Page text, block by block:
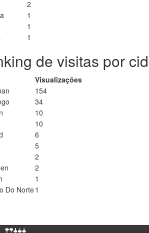
2
1
1
1
de visitas por
Visualizações
154
34
10
10
6
5
2
2
1
Do Norte1